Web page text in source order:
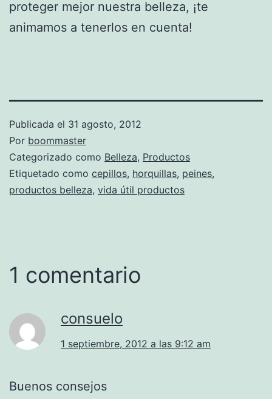
proteger mejor nuestra belleza, ¡te
animamos a tenerlos en cuenta!
Publicada el 31 agosto, 2012
Por boommaster
Categorizado como Belleza, Productos
Etiquetado como cepillos, horquillas, peines,
productos belleza, vida útil productos
1 comentario
consuelo
1 septiembre, 2012 a las 9:12 am
Buenos consejos